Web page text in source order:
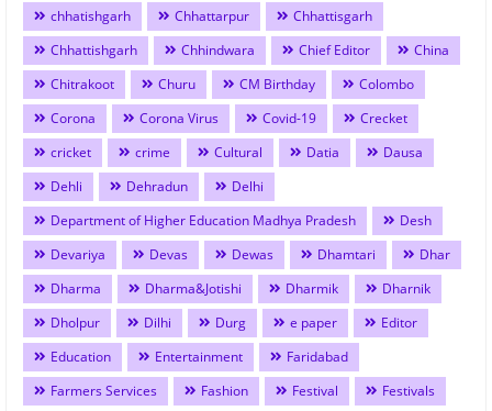
chhatishgarh
Chhattarpur
Chhattisgarh
Chhattishgarh
Chhindwara Chief Editor
China
Chitrakoot
Churu CM Birthday
Colombo
Corona
Corona Virus Covid-19
Crecket
cricket
crime Cultural Datia
Dausa
Dehli
Dehradun
Delhi
Department of Higher Education Madhya Pradesh
Desh
Devariya
Devas Dewas Dhamtari
Dhar
Dharma
Dharma&Jotishi Dharmik
Dharnik
Dholpur
Dilhi Durg e paper
Editor
Education
Entertainment
Faridabad
Farmers Services
Fashion Festival Festivals